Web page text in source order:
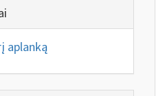
aplanką